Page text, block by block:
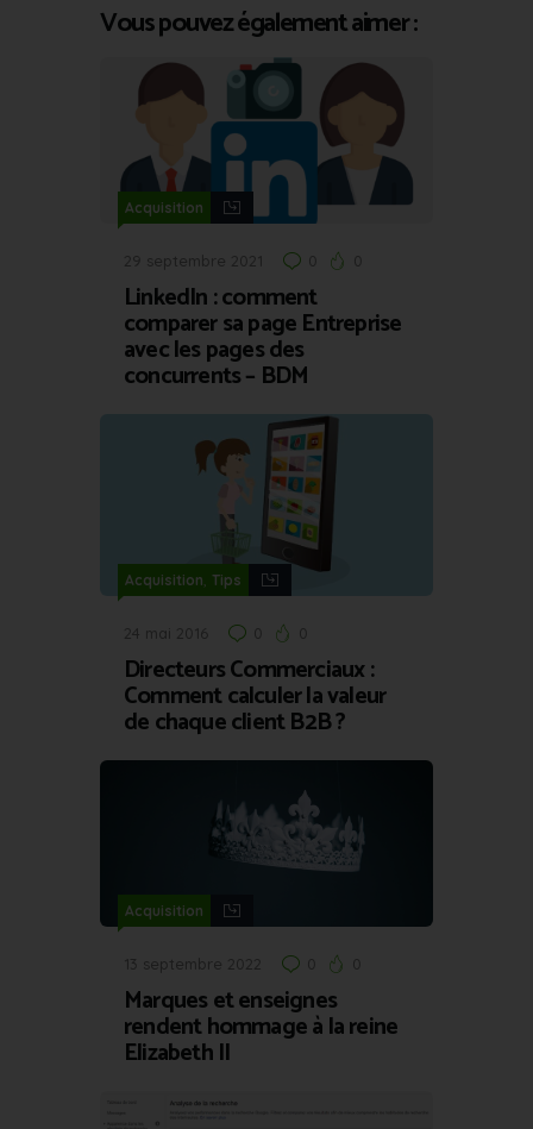
Vous pouvez également aimer :
Acquisition
29 septembre 2021 0 0
LinkedIn : comment
comparer sa page Entreprise
avec les pages des
concurrents – BDM
Acquisition, Tips
24 mai 2016 0 0
Directeurs Commerciaux :
Comment calculer la valeur
de chaque client B2B ?
Acquisition
13 septembre 2022 0 0
Marques et enseignes
rendent hommage à la reine
Elizabeth II